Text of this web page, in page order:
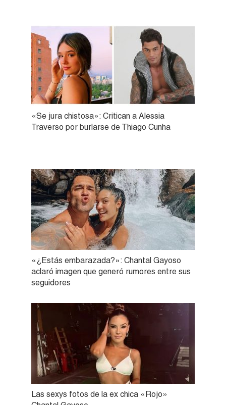
«Se jura chistosa»: Critican a Alessia
Traverso por burlarse de Thiago Cunha
«¿Estás embarazada?»: Chantal Gayoso
aclaró imagen que generó rumores entre sus
seguidores
Las sexys fotos de la ex chica «Rojo»